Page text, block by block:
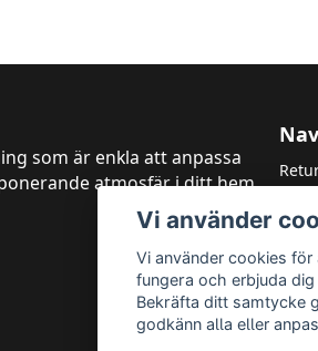
som är enkla att anpassa
atmosfär i ditt hem,
Om
Vi använder
Vi använder cookies
fungera och erbjuda
Bekräfta ditt samtycke
godkänn alla eller